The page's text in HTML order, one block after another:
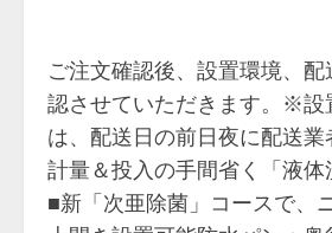
ご注文確認後、設置環境、
認させていただきます。※設
は、配送日の前日夜に配送
計量＆投入の手間省く「液
■新「次亜除菌」コースで、